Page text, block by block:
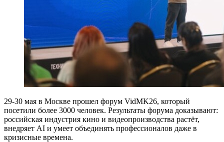
29-30 мая в Москве прошел форум VidMK26, который
посетили более 3000 человек. Результаты форума доказывают:
российская индустрия кино и видеопроизводства растёт,
внедряет AI и умеет объединять профессионалов даже в
кризисные времена.